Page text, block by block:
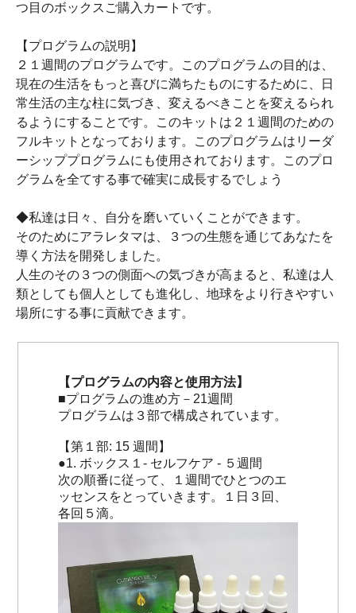
つ目のボックスご購入カートです。
【プログラムの説明】
２１週間のプログラムです。このプログラムの目的は、
現在の生活をもっと喜びに満ちたものにするために、日
常生活の主な柱に気づき、変えるべきことを変えるられ
るようにすることです。このキットは２１週間のための
フルキットとなっております。このプログラムはリーダ
ーシッププログラムにも使用されております。このプロ
グラムを全てする事で確実に成長するでしょう
◆私達は日々、自分を磨いていくことができます。
そのためにアラレタマは、３つの生態を通じてあなたを
導く方法を開発しました。
人生のその３つの側面への気づきが高まると、私達は人
類としても個人としても進化し、地球をより行きやすい
場所にする事に貢献できます。
【プログラムの内容と使用方法】
■プログラムの進め方－21週間
プログラムは３部で構成されています。
【第１部: 15 週間】
●1. ボックス１- セルフケア - ５週間
次の順番に従って、１週間でひとつのエ
ッセンスをとっていきます。１日３回、
各回５滴。